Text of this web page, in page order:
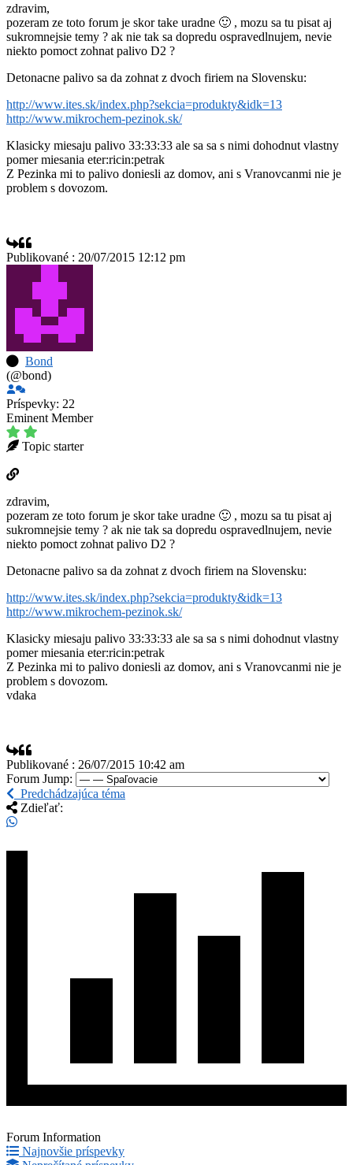
zdravim,
pozeram ze toto forum je skor take uradne 🙂 , mozu sa tu pisat aj
sukromnejsie temy ? ak nie tak sa dopredu ospravedlnujem, nevie
niekto pomoct zohnat palivo D2 ?
Detonacne palivo sa da zohnat z dvoch firiem na Slovensku:
http://www.ites.sk/index.php?sekcia=produkty&idk=13
http://www.mikrochem-pezinok.sk/
Klasicky miesaju palivo 33:33:33 ale sa sa s nimi dohodnut vlastny
pomer miesania eter:ricin:petrak
Z Pezinka mi to palivo doniesli az domov, ani s Vranovcanmi nie je
problem s dovozom.
Publikované : 20/07/2015 12:12 pm
Bond
(@bond)
Príspevky: 22
Eminent Member
Topic starter
zdravim,
pozeram ze toto forum je skor take uradne 🙂 , mozu sa tu pisat aj
sukromnejsie temy ? ak nie tak sa dopredu ospravedlnujem, nevie
niekto pomoct zohnat palivo D2 ?
Detonacne palivo sa da zohnat z dvoch firiem na Slovensku:
http://www.ites.sk/index.php?sekcia=produkty&idk=13
http://www.mikrochem-pezinok.sk/
Klasicky miesaju palivo 33:33:33 ale sa sa s nimi dohodnut vlastny
pomer miesania eter:ricin:petrak
Z Pezinka mi to palivo doniesli az domov, ani s Vranovcanmi nie je
problem s dovozom.
vdaka
Publikované : 26/07/2015 10:42 am
Forum Jump:
Predchádzajúca téma
Zdieľať:
Forum Information
Najnovšie príspevky